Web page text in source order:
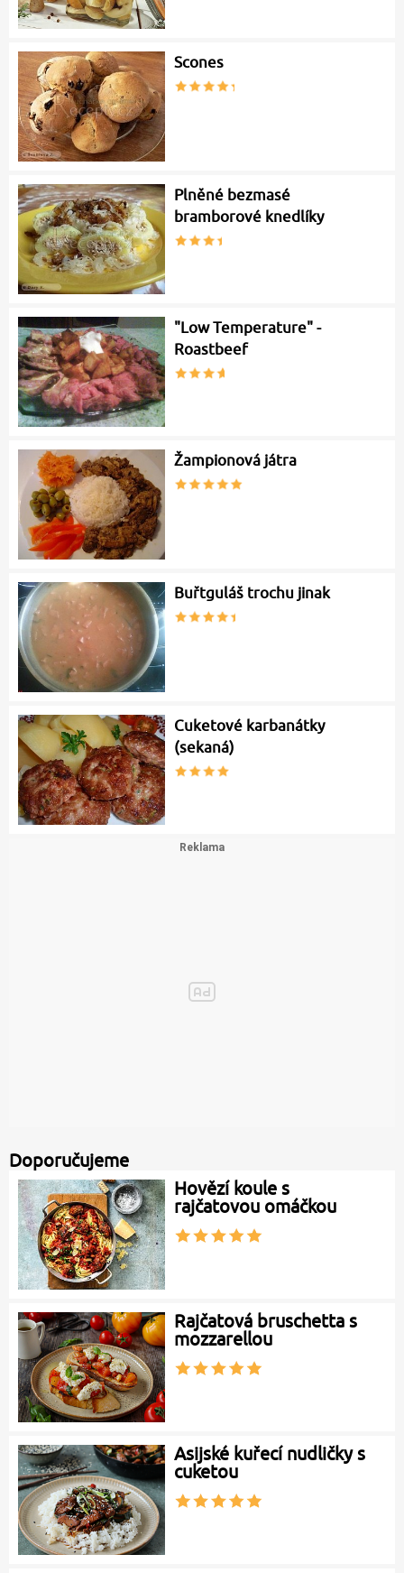
Scones
Plněné bezmasé
bramborové knedlíky
"Low Temperature" -
Roastbeef
Žampionová játra
Buřtguláš trochu jinak
Cuketové karbanátky
(sekaná)
Doporučujeme
Hovězí koule s
rajčatovou omáčkou
Rajčatová bruschetta s
mozzarellou
Asijské kuřecí nudličky s
cuketou